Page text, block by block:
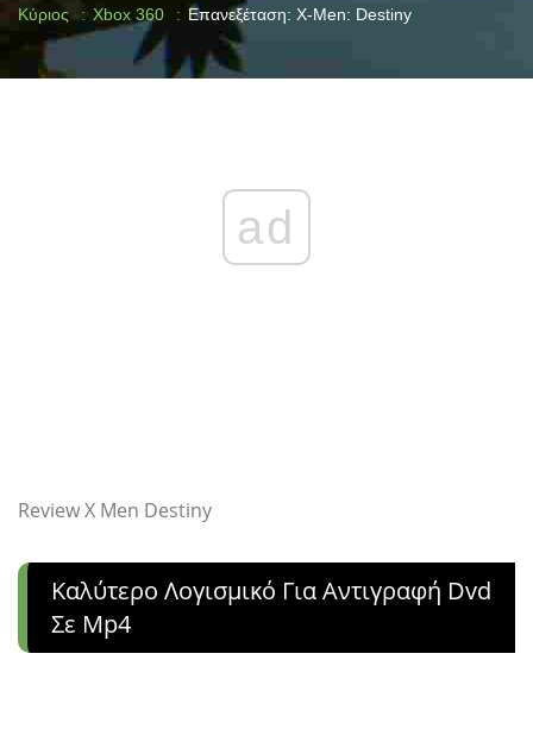
Κύριος Xbox 360 Επανεξέταση: X-Men: Destiny
ad
Review X Men Destiny
Καλύτερο Λογισμικό Για Αντιγραφή Dvd
Σε Mp4